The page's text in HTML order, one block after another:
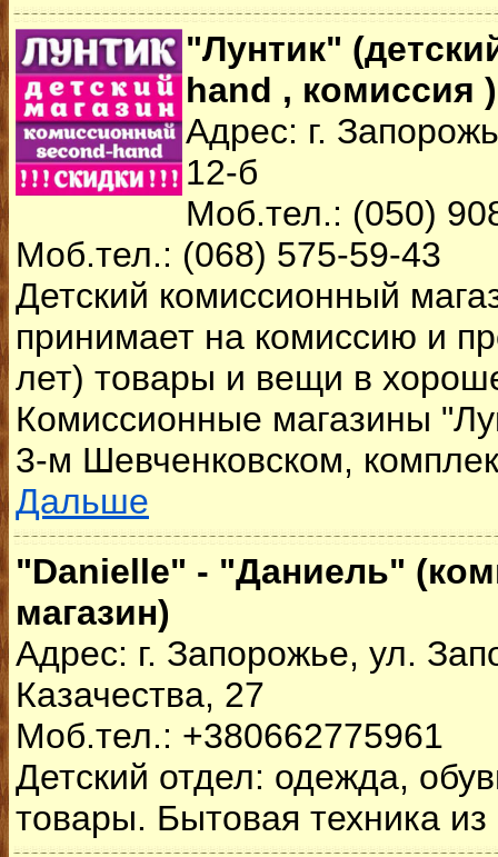
"Лунтик"
hand , комиссия )
Адрес: г.
12-б
Моб.тел.: (050)
Моб.тел.: (068) 575-59-43
Детский комиссионный
принимает на комиссию и
лет) товары и вещи в
Комиссионные магазины
3-м Шевченковском,
Дальше
"Danielle" - "Даниель"
магазин)
Адрес: г. Запорожье, ул.
Казачества, 27
Моб.тел.: +380662775961
Детский отдел: одежда,
товары. Бытовая техника